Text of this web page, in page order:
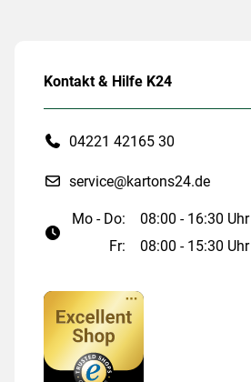
Kontakt & Hilfe K24
04221 42165 30
service@kartons24.de
Mo - Do:
08:00 - 16:30 Uhr
Fr:
08:00 - 15:30 Uhr